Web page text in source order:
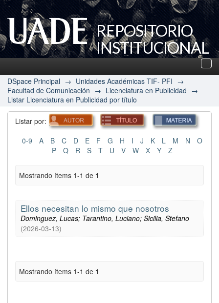
REPOSITORIO
INSTITUCIONAL
UADE
DSpace Principal → Unidades Académicas TIF- PFI →
Facultad de Comunicación → Licenciatura en Publicidad →
Listar Licenciatura en Publicidad por título
Listar por:
0-9 A B C D E F G H I J K L M N
O
P
Q R S T U V W X Y Z
Mostrando ítems 1-1 de 1
Ellos necesitan lo mismo que nosotros
Dominguez, Lucas; Tarantino, Luciano; Sicilia, Stefano
(2026-03-13)
Mostrando ítems 1-1 de 1